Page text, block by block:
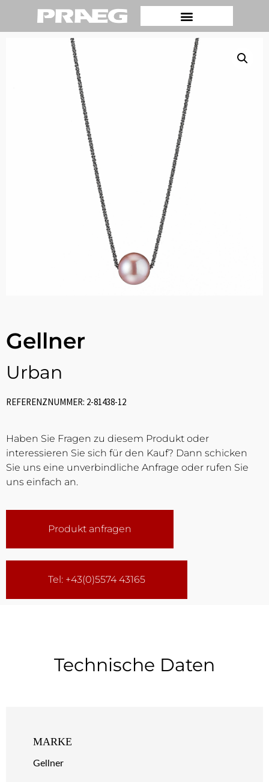
Gellner
Urban
REFERENZNUMMER: 2-81438-12
Haben Sie Fragen zu diesem Produkt oder
interessieren Sie sich für den Kauf? Dann schicken
Sie uns eine unverbindliche Anfrage oder rufen Sie
uns einfach an.
Produkt anfragen
Tel: +43(0)5574 43165
Technische Daten
MARKE
Gellner